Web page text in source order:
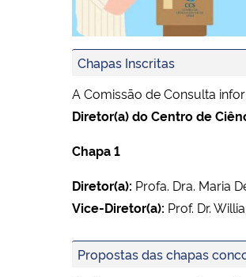
Chapas Inscritas
A Comissão de Consulta
Diretor(a) do Centro de
Chapa 1
Diretor(a): Profa. Dra. Maria
Vice-Diretor(a): Prof. Dr.
Propostas das chapas